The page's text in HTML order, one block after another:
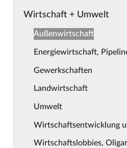
Wirtschaft + Umwelt
Außenwirtschaft
Energiewirtschaft,
Gewerkschaften
Landwirtschaft
Umwelt
Wirtschaftsentwicklung
Wirtschaftslobbies,